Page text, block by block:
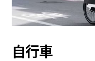
自行車